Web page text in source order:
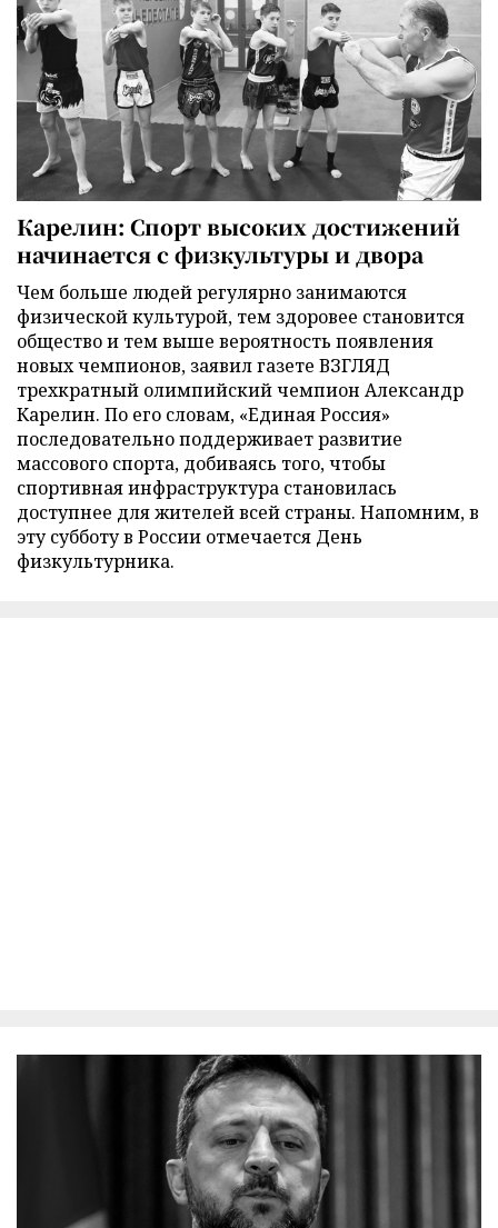
Карелин: Спорт высоких достижений
начинается с физкультуры и двора
Чем больше людей регулярно занимаются
физической культурой, тем здоровее становится
общество и тем выше вероятность появления
новых чемпионов, заявил газете ВЗГЛЯД
трехкратный олимпийский чемпион Александр
Карелин. По его словам, «Единая Россия»
последовательно поддерживает развитие
массового спорта, добиваясь того, чтобы
спортивная инфраструктура становилась
доступнее для жителей всей страны. Напомним, в
эту субботу в России отмечается День
физкультурника.